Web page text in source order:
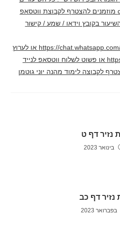
נמצאים באתר dafyomi20.co.il מוזמנים להצטרף לקבוצת ווטסאפ
בקובץ וידאו / שמע / קישור
https://chat.whatsapp.com/F2hyXcJ1WcLCAv2qi1crm7 או לערוץ
טלגרם - https://t.me/dafyomi20m או פשוט לשלוח ווטסאפ לנייד
נזיר דף ט
נזיר דף כב